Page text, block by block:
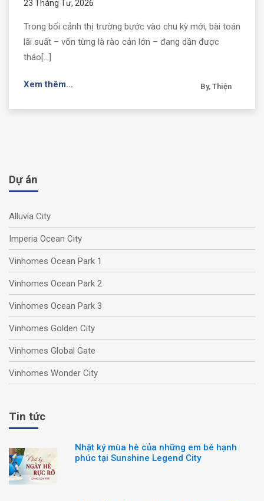
23 Tháng Tư, 2026
Trong bối cảnh thị trường bước vào chu kỳ mới, bài toán
lãi suất – vốn từng là rào cản lớn – đang dần được
tháo[...]
Xem thêm... By, Thiện
Dự án
Alluvia City
Imperia Ocean City
Vinhomes Ocean Park 1
Vinhomes Ocean Park 2
Vinhomes Ocean Park 3
Vinhomes Golden City
Vinhomes Global Gate
Vinhomes Wonder City
Tin tức
Nhật ký mùa hè của những em bé hạnh
phúc tại Sunshine Legend City